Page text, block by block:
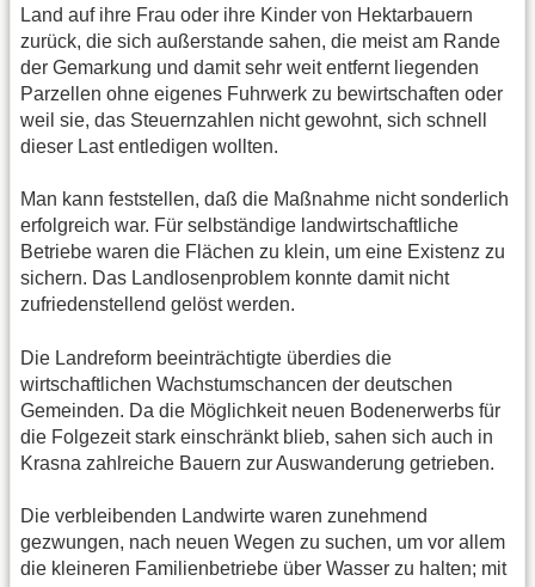
Land auf ihre Frau oder ihre Kinder von Hektarbauern
zurück, die sich außerstande sahen, die meist am Rande
der Gemarkung und damit sehr weit entfernt liegenden
Parzellen ohne eigenes Fuhrwerk zu bewirtschaften oder
weil sie, das Steuernzahlen nicht gewohnt, sich schnell
dieser Last entledigen wollten.
Man kann feststellen, daß die Maßnahme nicht sonderlich
erfolgreich war. Für selbständige landwirtschaftliche
Betriebe waren die Flächen zu klein, um eine Existenz zu
sichern. Das Landlosenproblem konnte damit nicht
zufriedenstellend gelöst werden.
Die Landreform beeinträchtigte überdies die
wirtschaftlichen Wachstumschancen der deutschen
Gemeinden. Da die Möglichkeit neuen Bodenerwerbs für
die Folgezeit stark einschränkt blieb, sahen sich auch in
Krasna zahlreiche Bauern zur Auswanderung getrieben.
Die verbleibenden Landwirte waren zunehmend
gezwungen, nach neuen Wegen zu suchen, um vor allem
die kleineren Familienbetriebe über Wasser zu halten; mit